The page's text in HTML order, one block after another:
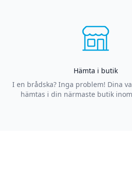
Hämta i butik
I en brådska? Inga problem! Dina
hämtas i din närmaste butik